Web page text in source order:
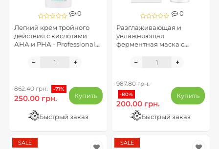
0
Легкий крем тройного
действия с кислотами
АНА и РНА - Professional
862.40 грн. -71%
250.00 грн. Купить
Быстрый заказ
0
Разглаживающая и
увлажняющая
ферментная маска с
IS Supremelab Hyalu
987.80 грн.
-80%
200.00 грн.
Купить
Быстрый заказ
SALE SALE